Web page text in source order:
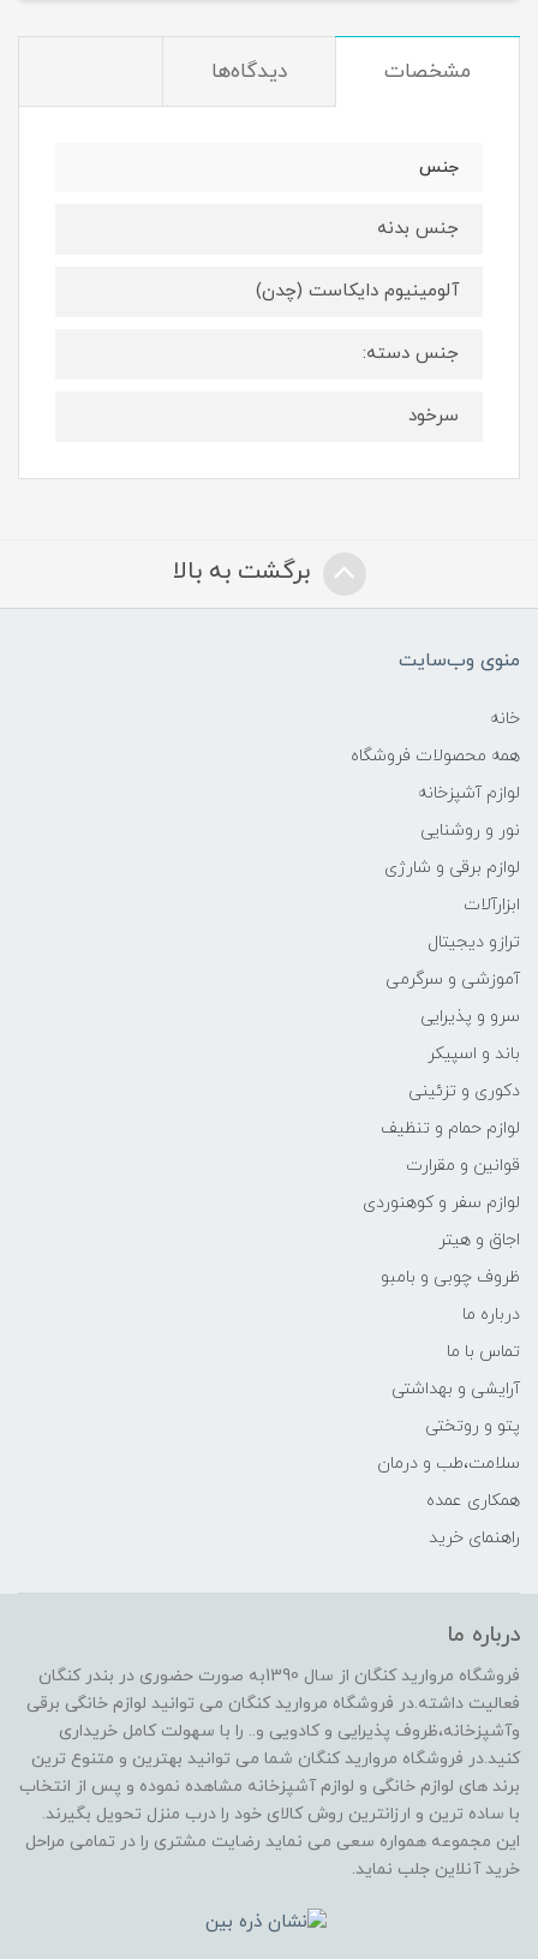
مشخصات دیدگاه‌ها
جنس
جنس بدنه
آلومینیوم دایکاست (چدن)
جنس دسته:
سرخود
برگشت به بالا
منوی وب‌سایت
خانه
همه محصولات فروشگاه
لوازم آشپزخانه
نور و روشنایی
لوازم برقی و شارژی
ابزارآلات
ترازو دیجیتال
آموزشی و سرگرمی
سرو و پذیرایی
باند و اسپیکر
دکوری و تزئینی
لوازم حمام و تنظیف
قوانین و مقرارت
لوازم سفر و کوهنوردی
اجاق و هیتر
ظروف چوبی و بامبو
درباره ما
تماس با ما
آرایشی و بهداشتی
پتو و روتختی
سلامت،طب و درمان
همکاری عمده
راهنمای خرید
درباره ما
فروشگاه مروارید کنگان از سال 1390به صورت حضوری در بندر کنگان
فعالیت داشته.در فروشگاه مروارید کنگان می توانید لوازم خانگی برقی
وآشپزخانه،ظروف پذیرایی و کادویی و.. را با سهولت کامل خریداری
کنید.در فروشگاه مروارید کنگان شما می توانید بهترین و متنوع ترین
برند های لوازم خانگی و لوازم آشپزخانه مشاهده نموده و پس از انتخاب
با ساده ترین و ارزانترین روش کالای خود را درب منزل تحویل بگیرند.
این مجموعه همواره سعی می نماید رضایت مشتری را در تمامی مراحل
خرید آنلاین جلب نماید.